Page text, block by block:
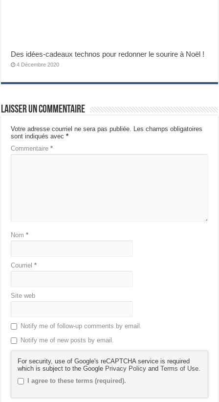
Des idées-cadeaux technos pour redonner le sourire à Noël !
4 Décembre 2020
Laisser un commentaire
Votre adresse courriel ne sera pas publiée. Les champs obligatoires
sont indiqués avec*
Commentaire*
Nom*
Courriel*
Site web
Notify me of follow-up comments by email.
Notify me of new posts by email.
For security, use of Google's reCAPTCHA service is required
which is subject to the Google Privacy Policy andTerms of Use.
I agree to these terms (required).